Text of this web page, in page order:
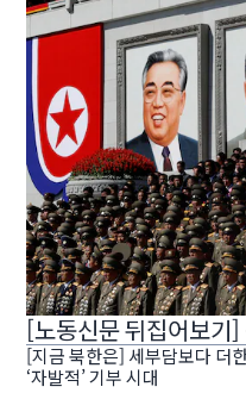
[노동신문 뒤집어보기]
[지금 북한은] 세부담보다 더
‘자발적’ 기부 시대